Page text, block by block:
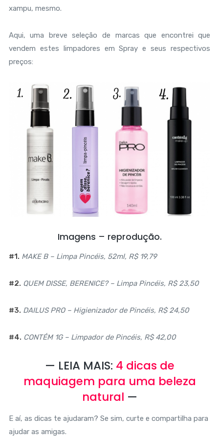
xampu, mesmo.
Aqui, uma breve seleção de marcas que encontrei que
vendem estes limpadores em Spray e seus respectivos
preços:
Imagens – reprodução.
#1. MAKE B – Limpa Pincéis, 52ml, R$ 19,79
#2. QUEM DISSE, BERENICE? – Limpa Pincéis, R$ 23,50
#3. DAILUS PRO – Higienizador de Pincéis, R$ 24,50
#4. CONTÉM 1G – Limpador de Pincéis, R$ 42,00
— LEIA MAIS: 4 dicas de
maquiagem para uma beleza
natural —
E aí, as dicas te ajudaram? Se sim, curte e compartilha para
ajudar as amigas.